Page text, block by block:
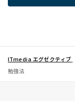
ITmedia エグゼクティブ
勉強法